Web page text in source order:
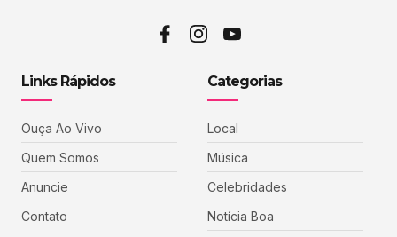
Links Rápidos
Ouça Ao Vivo
Quem Somos
Anuncie
Contato
Categorias
Local
Música
Celebridades
Notícia Boa